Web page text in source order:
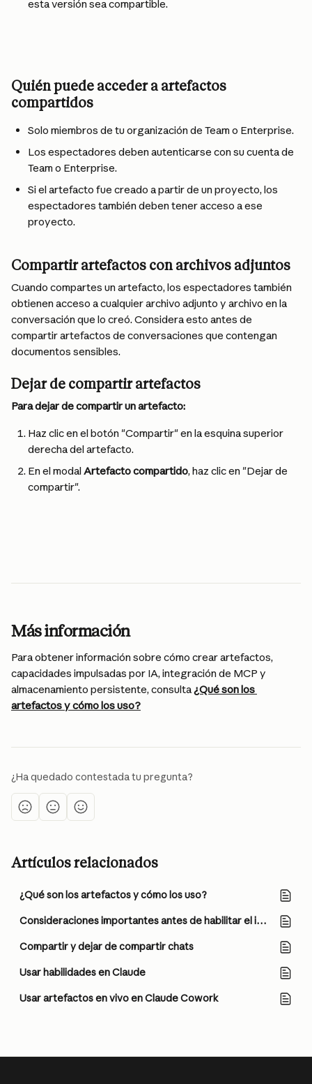
esta versión sea compartible.
Quién puede acceder a artefactos
compartidos
Solo miembros de tu organización de Team o Enterprise.
Los espectadores deben autenticarse con su cuenta de
Team o Enterprise.
Si el artefacto fue creado a partir de un proyecto, los
espectadores también deben tener acceso a ese
proyecto.
Compartir artefactos con archivos adjuntos
Cuando compartes un artefacto, los espectadores también
obtienen acceso a cualquier archivo adjunto y archivo en la
conversación que lo creó. Considera esto antes de
compartir artefactos de conversaciones que contengan
documentos sensibles.
Dejar de compartir artefactos
Para dejar de compartir un artefacto:
Haz clic en el botón "Compartir" en la esquina superior
derecha del artefacto.
En el modal Artefacto compartido, haz clic en "Dejar de
compartir".
Más información
Para obtener información sobre cómo crear artefactos,
capacidades impulsadas por IA, integración de MCP y
almacenamiento persistente, consulta ¿Qué son los
artefactos y cómo los uso?
¿Ha quedado contestada tu pregunta?
Artículos relacionados
¿Qué son los artefactos y cómo los uso?
Consideraciones importantes antes de habilitar el inicio de sesión único (SSO) y el aprovisionamiento JIT/SCIM
Compartir y dejar de compartir chats
Usar habilidades en Claude
Usar artefactos en vivo en Claude Cowork